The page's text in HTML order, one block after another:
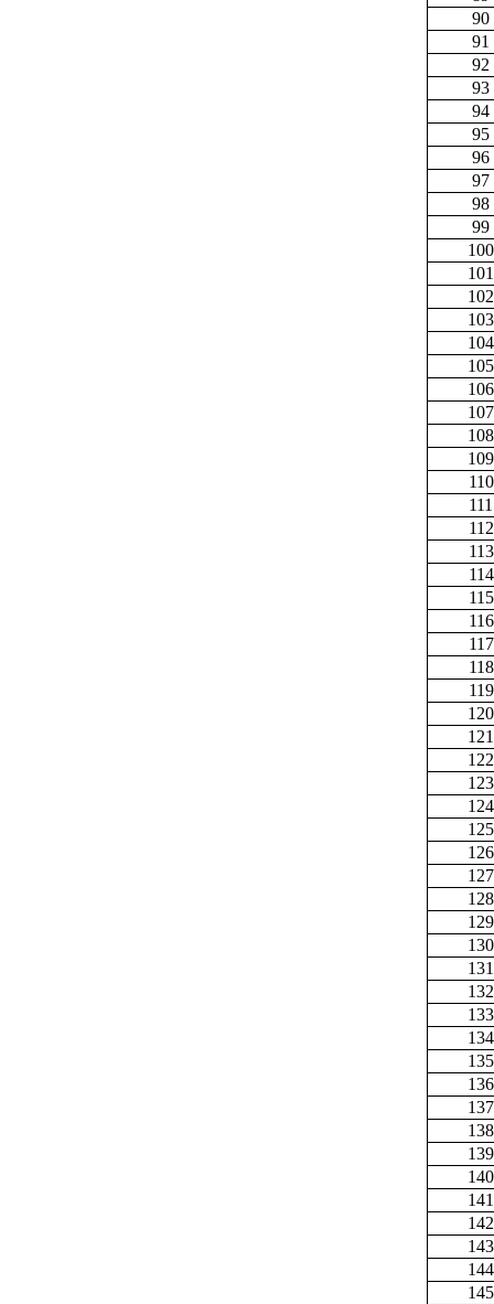
90
91
92
93
94
95
96
97
98
99
100
101
102
103
104
105
106
107
108
109
110
111
112
113
114
115
116
117
118
119
120
121
122
123
124
125
126
127
128
129
130
131
132
133
134
135
136
137
138
139
140
141
142
143
144
145